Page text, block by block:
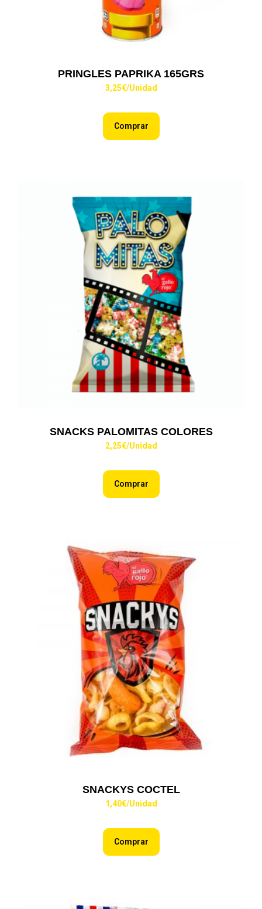
PRINGLES PAPRIKA 165GRS
3,25€/Unidad
Comprar
SNACKS PALOMITAS COLORES
2,25€/Unidad
Comprar
SNACKYS COCTEL
1,40€/Unidad
Comprar